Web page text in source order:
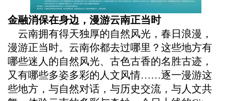
金融消保在身边，漫游云南正当时
云南拥有得天独厚的自然风光，春日浪漫，
漫游正当时。云南你都去过哪里？这些地方有
哪些迷人的自然风光、古色古香的名胜古迹，
又有哪些多姿多彩的人文风情……逐一漫游这
些地方，与自然对话，与历史交流，与人文共